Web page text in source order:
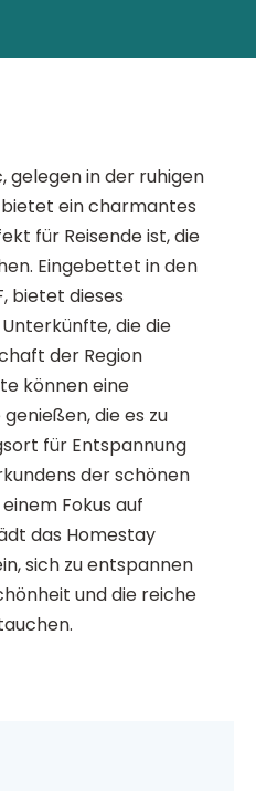
gelegen in der ruhigen
ein charmantes
für Reisende ist, die
Eingebettet in den
bietet dieses
die die
der Region
können eine
die es zu
für Entspannung
der schönen
Fokus auf
das Homestay
sich zu entspannen
und die reiche